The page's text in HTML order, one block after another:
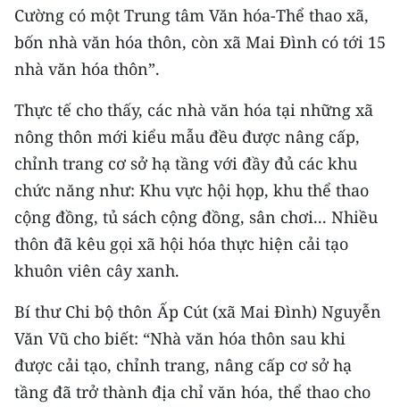
Media Pháp luật
Media Du lịch
Media Thể thao
Media Giáo dục
Media Y tế
Media Khoa học - Công nghệ
Ảnh
Infographic
Cường có một Trung tâm Văn hóa-Thể thao xã,
bốn nhà văn hóa thôn, còn xã Mai Đình có tới 15
nhà văn hóa thôn”.
Thực tế cho thấy, các nhà văn hóa tại những xã
nông thôn mới kiểu mẫu đều được nâng cấp,
chỉnh trang cơ sở hạ tầng với đầy đủ các khu
chức năng như: Khu vực hội họp, khu thể thao
cộng đồng, tủ sách cộng đồng, sân chơi... Nhiều
thôn đã kêu gọi xã hội hóa thực hiện cải tạo
khuôn viên cây xanh.
Bí thư Chi bộ thôn Ấp Cút (xã Mai Đình) Nguyễn
Văn Vũ cho biết: “Nhà văn hóa thôn sau khi
được cải tạo, chỉnh trang, nâng cấp cơ sở hạ
tầng đã trở thành địa chỉ văn hóa, thể thao cho